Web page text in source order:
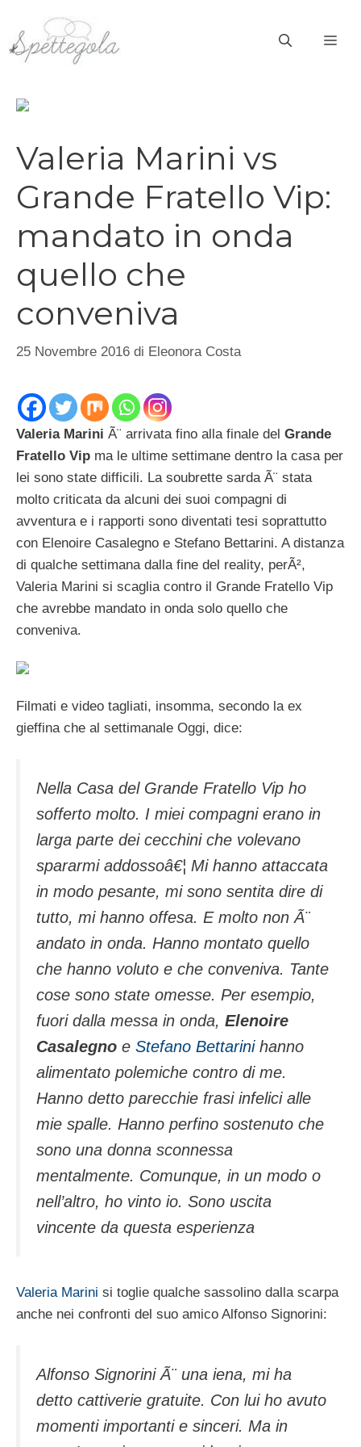
contenuto
Valeria Marini vs
Grande Fratello Vip:
mandato in onda
quello che
conveniva
25 Novembre 2016 di Eleonora Costa
Valeria Marini Ã¨ arrivata fino alla finale del Grande
Fratello Vip ma le ultime settimane dentro la casa per
lei sono state difficili. La soubrette sarda Ã¨ stata
molto criticata da alcuni dei suoi compagni di
avventura e i rapporti sono diventati tesi soprattutto
con Elenoire Casalegno e Stefano Bettarini. A distanza
di qualche settimana dalla fine del reality, perÃ²,
Valeria Marini si scaglia contro il Grande Fratello Vip
che avrebbe mandato in onda solo quello che
conveniva.
Filmati e video tagliati, insomma, secondo la ex
gieffina che al settimanale Oggi, dice:
Nella Casa del Grande Fratello Vip ho
sofferto molto. I miei compagni erano in
larga parte dei cecchini che volevano
spararmi addossoâ€¦ Mi hanno attaccata
in modo pesante, mi sono sentita dire di
tutto, mi hanno offesa. E molto non Ã¨
andato in onda. Hanno montato quello
che hanno voluto e che conveniva. Tante
cose sono state omesse. Per esempio,
fuori dalla messa in onda, Elenoire
Casalegno e Stefano Bettarinihanno
alimentato polemiche contro di me.
Hanno detto parecchie frasi infelici alle
mie spalle. Hanno perfino sostenuto che
sono una donna sconnessa
mentalmente. Comunque, in un modo o
nell’altro, ho vinto io. Sono uscita
vincente da questa esperienza
Valeria Marini si toglie qualche sassolino dalla scarpa
anche nei confronti del suo amico Alfonso Signorini:
Alfonso Signorini Ã¨ una iena, mi ha
detto cattiverie gratuite. Con lui ho avuto
momenti importanti e sinceri. Ma in